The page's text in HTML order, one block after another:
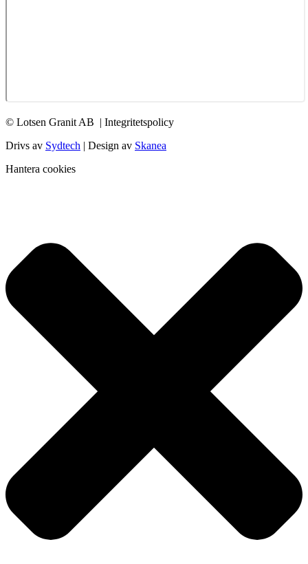
© Lotsen Granit AB | Integritetspolicy
Drivs av Sydtech | Design av Skanea
Hantera cookies